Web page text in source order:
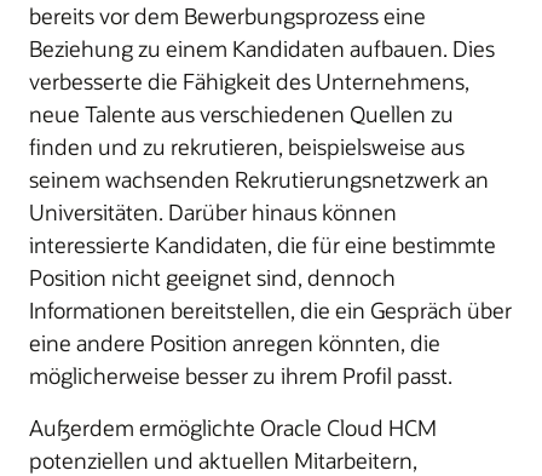
bereits vor dem Bewerbungsprozess eine
Beziehung zu einem Kandidaten aufbauen. Dies
verbesserte die Fähigkeit des Unternehmens,
neue Talente aus verschiedenen Quellen zu
finden und zu rekrutieren, beispielsweise aus
seinem wachsenden Rekrutierungsnetzwerk an
Universitäten. Darüber hinaus können
interessierte Kandidaten, die für eine bestimmte
Position nicht geeignet sind, dennoch
Informationen bereitstellen, die ein Gespräch über
eine andere Position anregen könnten, die
möglicherweise besser zu ihrem Profil passt.
Außerdem ermöglichte Oracle Cloud HCM
potenziellen und aktuellen Mitarbeitern,